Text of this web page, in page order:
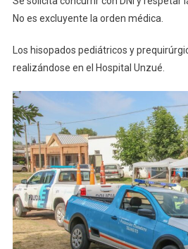
No es excluyente la orden médica.
Los hisopados pediátricos y
realizándose en el Hospital Unzué.